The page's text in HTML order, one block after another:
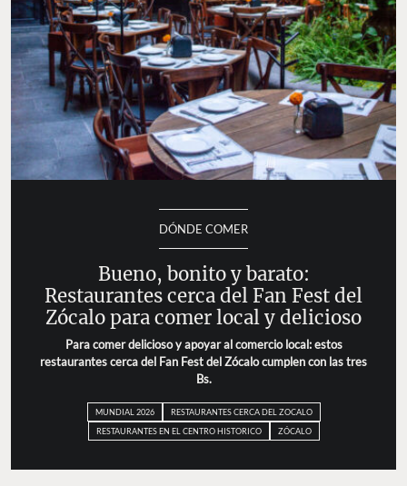
DÓNDE COMER
Bueno, bonito y barato:
Restaurantes cerca del Fan Fest del
Zócalo para comer local y delicioso
Para comer delicioso y apoyar al comercio local: estos
restaurantes cerca del Fan Fest del Zócalo cumplen con las tres
Bs.
MUNDIAL 2026
RESTAURANTES CERCA DEL ZOCALO
RESTAURANTES EN EL CENTRO HISTORICO
ZÓCALO